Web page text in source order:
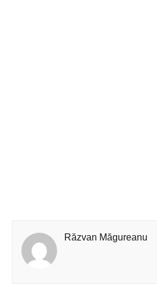
Răzvan Măgureanu